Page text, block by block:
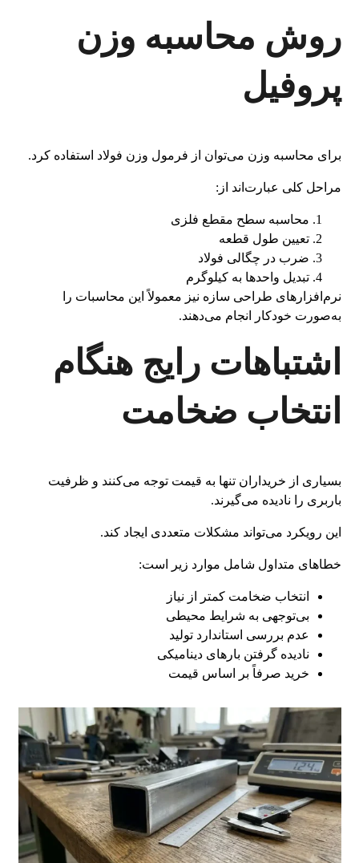
روش محاسبه وزن
پروفیل
برای محاسبه وزن می‌توان از فرمول وزن فولاد استفاده کرد.
مراحل کلی عبارت‌اند از:
محاسبه سطح مقطع فلزی
تعیین طول قطعه
ضرب در چگالی فولاد
تبدیل واحدها به کیلوگرم
نرم‌افزارهای طراحی سازه نیز معمولاً این محاسبات را
به‌صورت خودکار انجام می‌دهند.
اشتباهات رایج هنگام
انتخاب ضخامت
بسیاری از خریداران تنها به قیمت توجه می‌کنند و ظرفیت
باربری را نادیده می‌گیرند.
این رویکرد می‌تواند مشکلات متعددی ایجاد کند.
خطاهای متداول شامل موارد زیر است:
انتخاب ضخامت کمتر از نیاز
بی‌توجهی به شرایط محیطی
عدم بررسی استاندارد تولید
نادیده گرفتن بارهای دینامیکی
خرید صرفاً بر اساس قیمت